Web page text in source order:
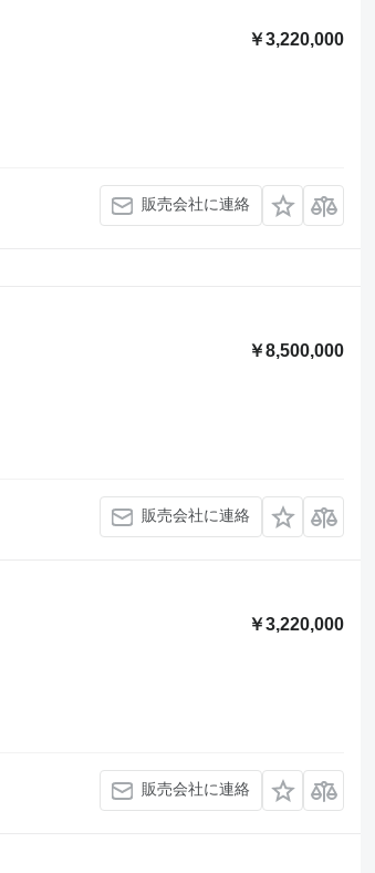
￥3,220,000
販売会社に連絡
￥8,500,000
販売会社に連絡
￥3,220,000
販売会社に連絡